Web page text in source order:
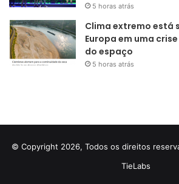
5 horas atrás
Clima extremo está
Europa em uma
do espaço
5 horas atrás
© Copyright 2026, Todos os direitos
TieLabs